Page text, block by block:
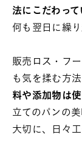
法にこだわって
何も翌日に繰
販売ロス・フ
も気を揉む方
料や添加物は使
立てのパンの
大切に、日々